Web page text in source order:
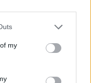
my
Capital
υπηρεσιών